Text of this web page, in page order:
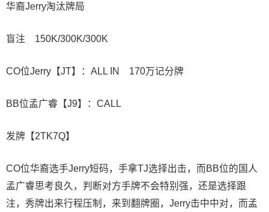
华裔Jerry淘汰牌局
盲注 150K/300K/300K
CO位Jerry【JT】：ALL IN 170万记分牌
BB位孟广睿【J9】：CALL
发牌【2TK7Q】
CO位华裔选手Jerry短码，手拿TJ选择出击，而BB位的国人
孟广睿思考良久，判断对方手牌不会特别强，还是选择跟
注，秀牌出来行程压制，来到翻牌圈，Jerry击中中对，而孟